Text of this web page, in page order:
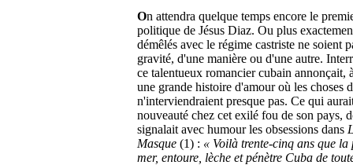
On attendra quelque temps encore le
politique de Jésus Diaz. Ou plus
démêlés avec le régime castriste ne soient
gravité, d'une manière ou d'une autre.
ce talentueux romancier cubain annonçait,
une grande histoire d'amour où les choses
n'interviendraient presque pas. Ce qui
nouveauté chez cet exilé fou de son pays,
signalait avec humour les obsessions dans
Masque (1) : « Voilà trente-cinq ans que
mer, entoure, lèche et pénètre Cuba de